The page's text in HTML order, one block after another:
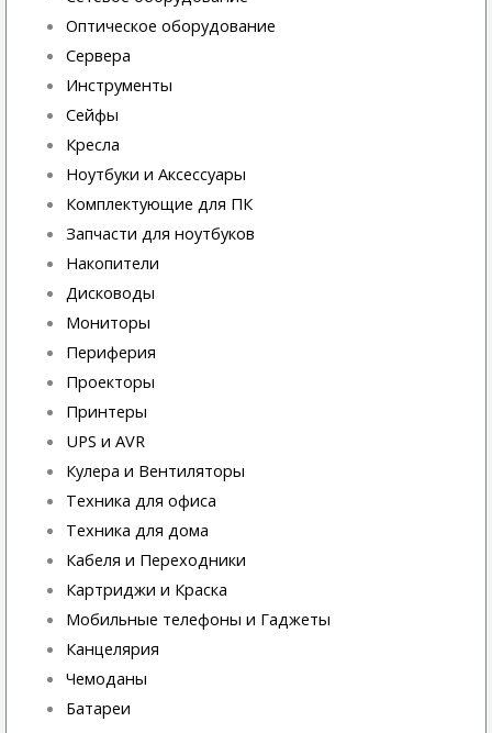
Оптическое оборудование
Сервера
Инструменты
Сейфы
Кресла
Ноутбуки и Аксессуары
Комплектующие для ПК
Запчасти для ноутбуков
Накопители
Дисководы
Мониторы
Периферия
Проекторы
Принтеры
UPS и AVR
Кулера и Вентиляторы
Техника для офиса
Техника для дома
Кабеля и Переходники
Картриджи и Краска
Мобильные телефоны и Гаджеты
Канцелярия
Чемоданы
Батареи